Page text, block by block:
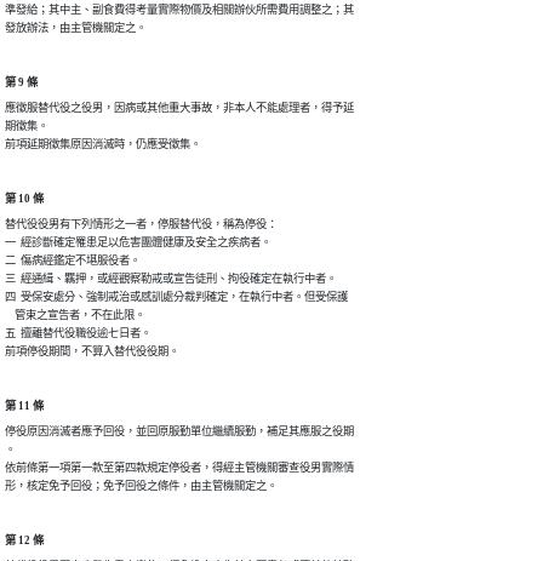
準發給；其中主、副食費得考量實際物價及相關辦伙所需費用調整之；其
第 9 條
應徵服替代役之役男，因病或其他重大事故，非本人不能處理者，得予延
期徵集。
前項延期徵集原因消滅時，仍應受徵集。
第 10 條
替代役役男有下列情形之一者，停服替代役，稱為停役：
一  經診斷確定罹患足以危害團體健康及安全之疾病者。
二  傷病經鑑定不堪服役者。
三  經通緝、羈押，或經觀察勒戒或宣告徒刑、拘役確定在執行中者。
四  受保安處分、強制戒治或感訓處分裁判確定，在執行中者。但受保護
    管束之宣告者，不在此限。
五  擅離替代役職役逾七日者。
前項停役期間，不算入替代役役期。
第 11 條
停役原因消滅者應予回役，並回原服勤單位繼續服勤，補足其應服之役期
。
依前條第一項第一款至第四款規定停役者，得經主管機關審查役男實際情
形，核定免予回役；免予回役之條件，由主管機關定之。
第 12 條